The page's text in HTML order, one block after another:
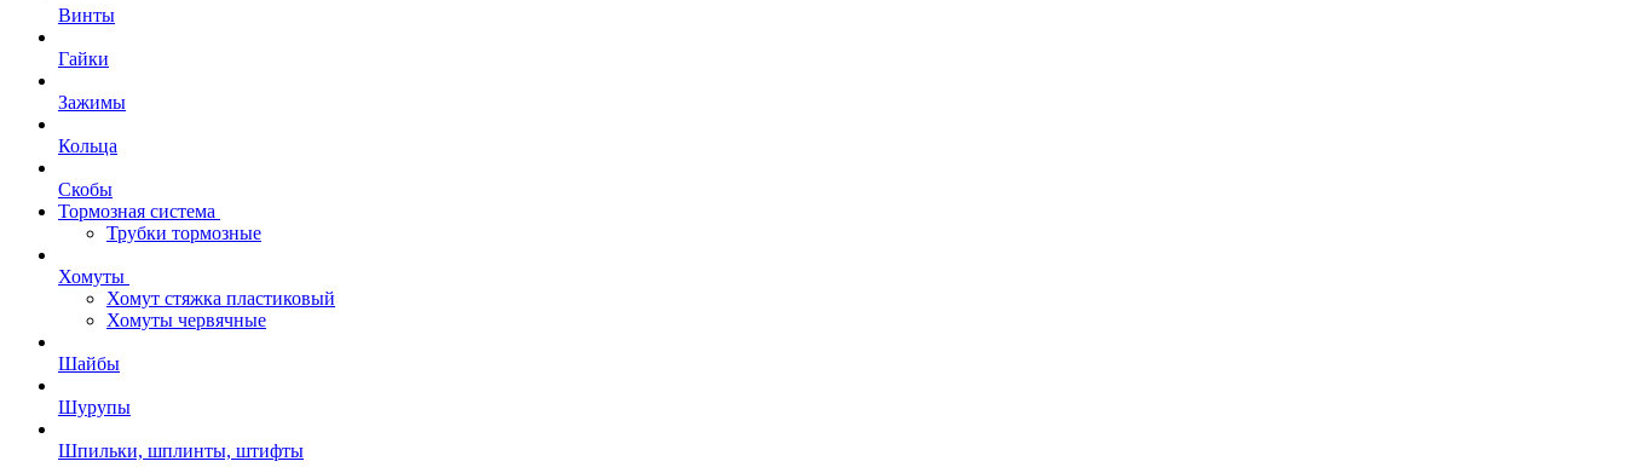
Винты
Гайки
Зажимы
Кольца
Скобы
Тормозная система
Трубки тормозные
Хомуты
Хомут стяжка пластиковый
Хомуты червячные
Шайбы
Шурупы
Шпильки, шплинты, штифты